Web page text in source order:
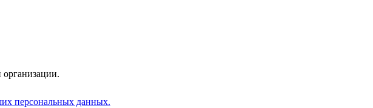
персональных данных.